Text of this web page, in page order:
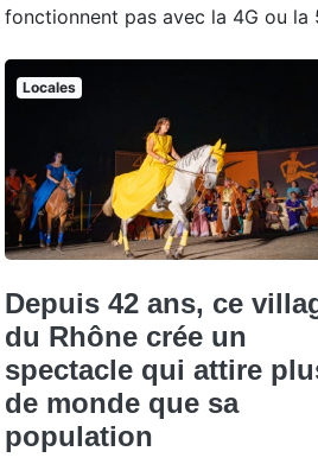
fonctionnent pas avec la 4G ou la
Locales
Depuis 42 ans, ce
du Rhône crée un
spectacle qui attire
de monde que sa
population